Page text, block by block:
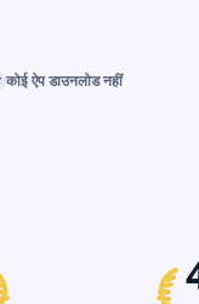
कोई ऐप डाउनलोड नहीं